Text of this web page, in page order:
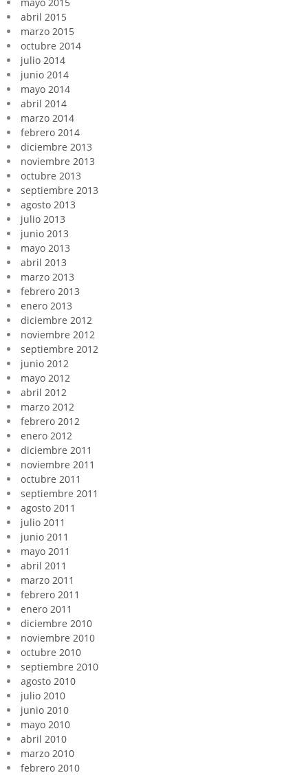
abril 2015
marzo 2015
octubre 2014
julio 2014
junio 2014
mayo 2014
abril 2014
marzo 2014
febrero 2014
diciembre 2013
noviembre 2013
octubre 2013
septiembre 2013
agosto 2013
julio 2013
junio 2013
mayo 2013
abril 2013
marzo 2013
febrero 2013
enero 2013
diciembre 2012
noviembre 2012
septiembre 2012
junio 2012
mayo 2012
abril 2012
marzo 2012
febrero 2012
enero 2012
diciembre 2011
noviembre 2011
octubre 2011
septiembre 2011
agosto 2011
julio 2011
junio 2011
mayo 2011
abril 2011
marzo 2011
febrero 2011
enero 2011
diciembre 2010
noviembre 2010
octubre 2010
septiembre 2010
agosto 2010
julio 2010
junio 2010
mayo 2010
abril 2010
marzo 2010
febrero 2010